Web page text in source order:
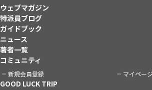
ウェブマガジン
特派員ブログ
ガイドブック
ニュース
著者一覧
コミュニティ
新規会員登録 マイページ
GOOD LUCK TRIP